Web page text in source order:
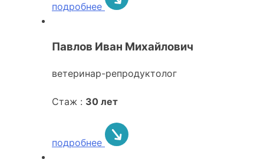
подробнее
Павлов Иван Михайлович
ветеринар-репродуктолог
Стаж : 30 лет
подробнее